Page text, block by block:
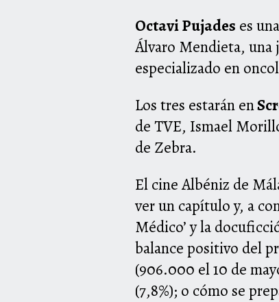
Octavi Pujades es
Álvaro Mendieta, una
especializado en
Los tres estarán en
de TVE, Ismael
de Zebra.
El cine Albéniz de
ver un capítulo y, a
Médico’ y la
balance positivo del
(906.000 el 10 de
(7,8%); o cómo se